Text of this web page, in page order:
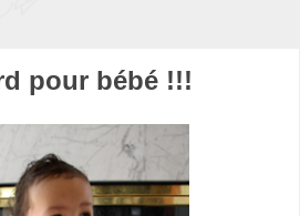
pour bébé !!!